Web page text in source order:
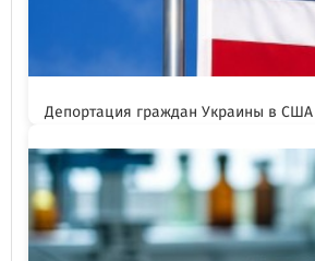
Депортация граждан Украины в США